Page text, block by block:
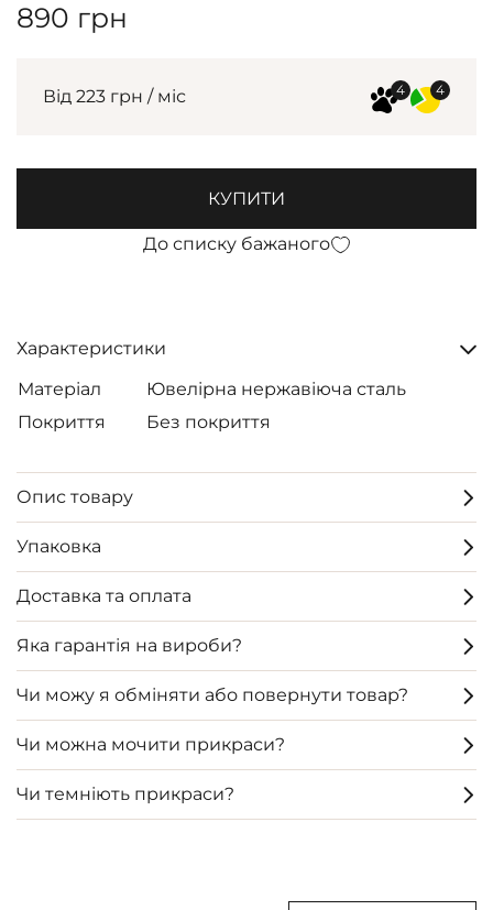
890 грн
Від 223 грн / міс
КУПИТИ
До списку бажаного
Характеристики
Матеріал
Ювелірна нержавіюча сталь
Покриття
Без покриття
Опис товару
Упаковка
Доставка та оплата
Яка гарантія на вироби?
Чи можу я обміняти або повернути товар?
Чи можна мочити прикраси?
Чи темніють прикраси?